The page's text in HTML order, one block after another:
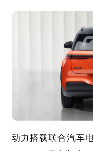
动力搭载联合汽车